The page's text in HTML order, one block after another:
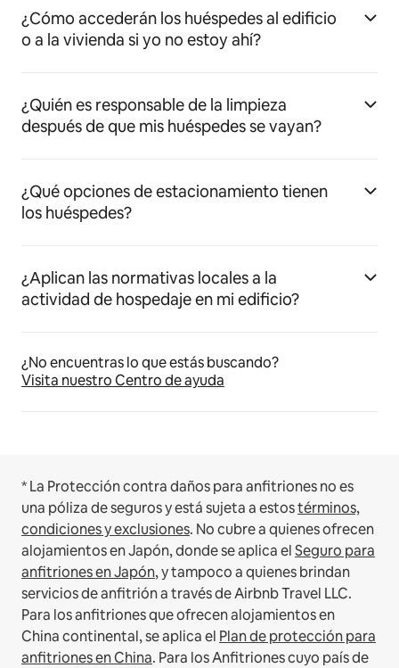
¿Cómo accederán los huéspedes al edificio
o a la vivienda si yo no estoy ahí?
¿Quién es responsable de la limpieza
después de que mis huéspedes se vayan?
¿Qué opciones de estacionamiento tienen
los huéspedes?
¿Aplican las normativas locales a la
actividad de hospedaje en mi edificio?
¿No encuentras lo que estás buscando?
Visita nuestro Centro de ayuda
* La Protección contra daños para anfitriones no es
una póliza de seguros y está sujeta a estostérminos,
condiciones y exclusiones. No cubre a quienes ofrecen
alojamientos en Japón, donde se aplica elSeguro para
anfitriones en Japón, y tampoco a quienes brindan
servicios de anfitrión a través de Airbnb Travel LLC.
Para los anfitriones que ofrecen alojamientos en
China continental, se aplica el Plan de protección para
anfitriones en China. Para los Anfitriones cuyo país de